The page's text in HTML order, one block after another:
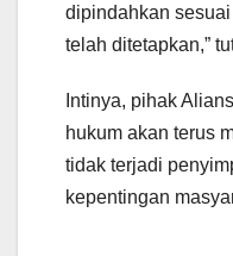
dipindahkan
telah ditetapkan,”
Intinya, pihak
hukum akan terus
tidak terjadi
kepentingan